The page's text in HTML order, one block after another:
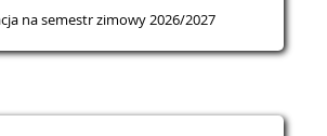
na semestr zimowy 2026/2027